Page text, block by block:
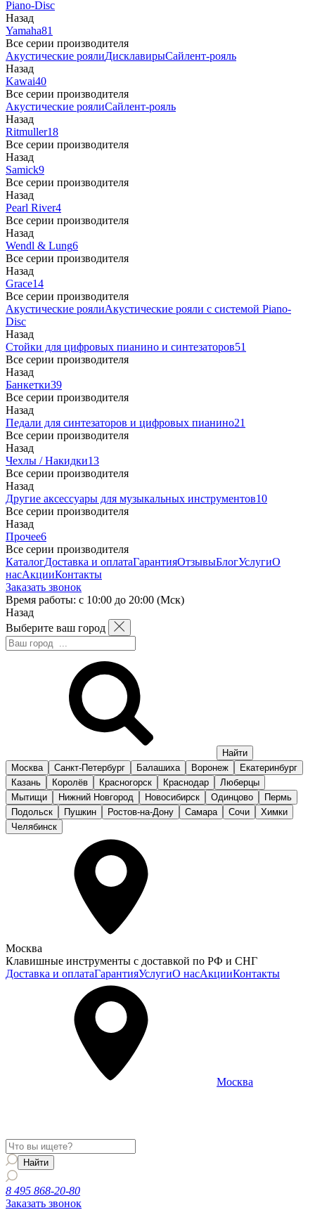
Piano-Disc
Назад
Yamaha81
Все серии производителя
Акустические роялиДисклавирыСайлент-рояль
Назад
Kawai40
Все серии производителя
Акустические роялиСайлент-рояль
Назад
Ritmuller18
Все серии производителя
Назад
Samick9
Все серии производителя
Назад
Pearl River4
Все серии производителя
Назад
Wendl & Lung6
Все серии производителя
Назад
Grace14
Все серии производителя
Акустические роялиАкустические рояли с системой Piano-
Disc
Назад
Стойки для цифровых пианино и синтезаторов51
Все серии производителя
Назад
Банкетки39
Все серии производителя
Назад
Педали для синтезаторов и цифровых пианино21
Все серии производителя
Назад
Чехлы / Накидки13
Все серии производителя
Назад
Другие аксессуары для музыкальных инструментов10
Все серии производителя
Назад
Прочее6
Все серии производителя
КаталогДоставка и оплатаГарантияОтзывыБлогУслугиО
насАкцииКонтакты
Заказать звонок
Время работы: с 10:00 до 20:00 (Мск)
Назад
Выберите ваш город
Москва Санкт-Петербург Балашиха Воронеж
Екатеринбург
Казань
Королёв Красногорск Краснодар
Люберцы
Мытищи
Нижний Новгород Новосибирск Одинцово
Пермь
Подольск
Пушкин Ростов-на-Дону Самара Сочи
Химки
Челябинск
Москва
Клавишные инструменты с доставкой по РФ и СНГ
Доставка и оплатаГарантияУслугиО насАкцииКонтакты
Москва
8 495 868-20-80
Заказать звонок